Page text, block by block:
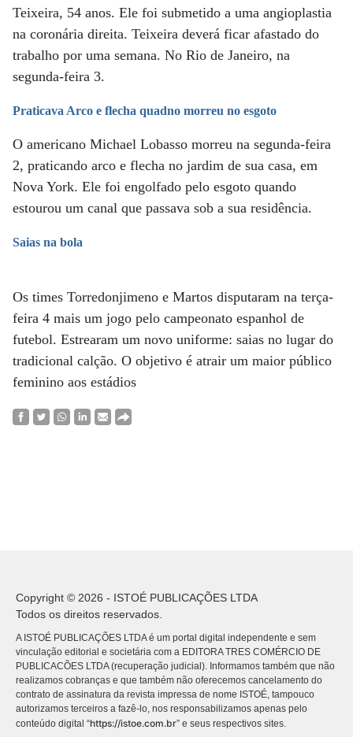
Teixeira, 54 anos. Ele foi submetido a uma angioplastia
na coronária direita. Teixeira deverá ficar afastado do
trabalho por uma semana. No Rio de Janeiro, na
segunda-feira 3.
Praticava Arco e flecha quadno morreu no esgoto
O americano Michael Lobasso morreu na segunda-feira
2, praticando arco e flecha no jardim de sua casa, em
Nova York. Ele foi engolfado pelo esgoto quando
estourou um canal que passava sob a sua residência.
Saias na bola
Os times Torredonjimeno e Martos disputaram na terça-
feira 4 mais um jogo pelo campeonato espanhol de
futebol. Estrearam um novo uniforme: saias no lugar do
tradicional calção. O objetivo é atrair um maior público
feminino aos estádios
Copyright © 2026 - ISTOÉ PUBLICAÇÕES LTDA
Todos os direitos reservados.
A ISTOÉ PUBLICAÇÕES LTDA é um portal digital independente e sem
vinculação editorial e societária com a EDITORA TRES COMÉRCIO DE
PUBLICACÕES LTDA (recuperação judicial). Informamos também que não
realizamos cobranças e que também não oferecemos cancelamento do
contrato de assinatura da revista impressa de nome ISTOÉ, tampouco
autorizamos terceiros a fazê-lo, nos responsabilizamos apenas pelo
conteúdo digital “https://istoe.com.br” e seus respectivos sites.